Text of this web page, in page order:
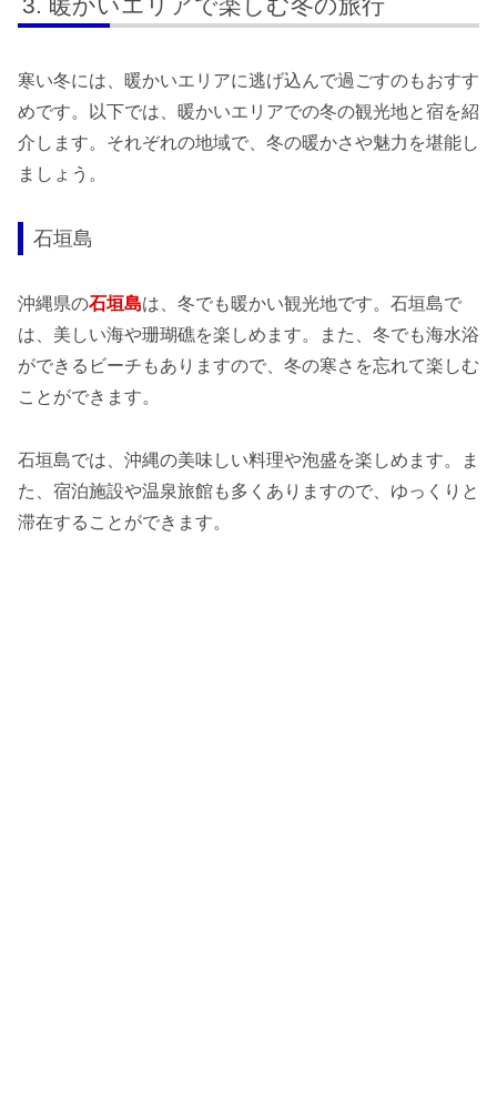
寒い冬には、暖かいエリアに逃げ込んで過ごすのもおすす
めです。以下では、暖かいエリアでの冬の観光地と宿を紹
介します。それぞれの地域で、冬の暖かさや魅力を堪能し
ましょう。
石垣島
沖縄県の石垣島は、冬でも暖かい観光地です。石垣島で
は、美しい海や珊瑚礁を楽しめます。また、冬でも海水浴
ができるビーチもありますので、冬の寒さを忘れて楽しむ
ことができます。
石垣島では、沖縄の美味しい料理や泡盛を楽しめます。ま
た、宿泊施設や温泉旅館も多くありますので、ゆっくりと
滞在することができます。